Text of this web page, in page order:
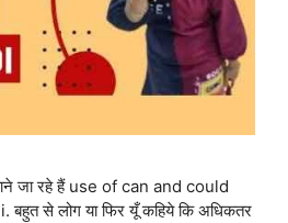
जा रहे हैं use of can and could
से लोग या फिर यूँ कहिये कि अधिकतर